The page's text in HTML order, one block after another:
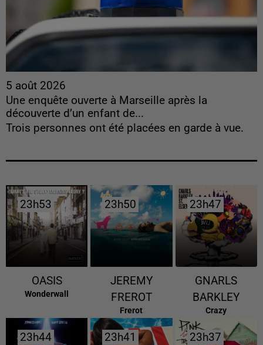
5 août 2026
Une enquête ouverte à Marseille après la
découverte d’un enfant de...
Trois personnes ont été placées en garde à vue.
23h53
23h53
OASIS
Wonderwall
23h50
23h50
JEREMY
FREROT
Frerot
23h47
23h47
GNARLS
BARKLEY
Crazy
23h44
23h44 23h41
23h41 23h37
23h37